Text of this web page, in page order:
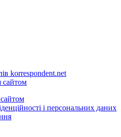
korrespondent.net
сайтом
і персональних даних